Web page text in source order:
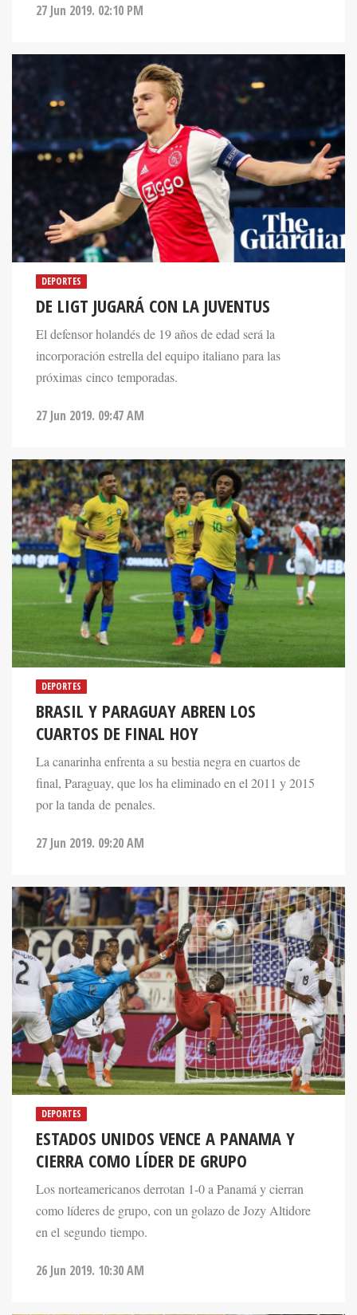
27 Jun 2019. 02:10 PM
DEPORTES
DE LIGT JUGARÁ CON LA JUVENTUS
El defensor holandés de 19 años de edad será la
incorporación estrella del equipo italiano para las
próximas cinco temporadas.
27 Jun 2019. 09:47 AM
DEPORTES
BRASIL Y PARAGUAY ABREN LOS
CUARTOS DE FINAL HOY
La canarinha enfrenta a su bestia negra en cuartos de
final, Paraguay, que los ha eliminado en el 2011 y 2015
por la tanda de penales.
27 Jun 2019. 09:20 AM
DEPORTES
ESTADOS UNIDOS VENCE A PANAMA Y
CIERRA COMO LÍDER DE GRUPO
Los norteamericanos derrotan 1-0 a Panamá y cierran
como líderes de grupo, con un golazo de Jozy Altidore
en el segundo tiempo.
26 Jun 2019. 10:30 AM